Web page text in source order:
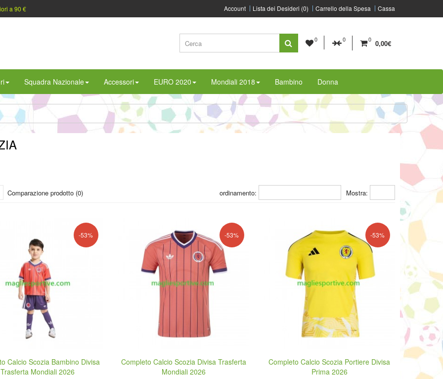
a 90 € Account Lista dei Desideri (0) Carrello della Spesa Cassa
0 0 0 0,00€
Squadra Nazionale Accessori EURO 2020 Mondiali 2018 Bambino Donna
Mostra:
ordinamento:
Comparazione prodotto (0)
-53%
Calcio Scozia Bambino Divisa
Trasferta Mondiali 2026
-53%
Completo Calcio Scozia Divisa Trasferta
Mondiali 2026
-53%
Completo Calcio Scozia Portiere Divisa
Prima 2026